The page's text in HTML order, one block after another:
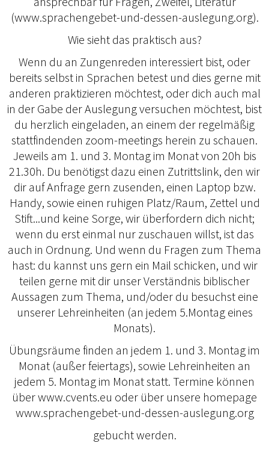
(www.sprachengebet-und-dessen-auslegung.org).
Wie sieht das praktisch aus?
Wenn du an Zungenreden interessiert bist, oder
bereits selbst in Sprachen betest und dies gerne mit
anderen praktizieren möchtest, oder dich auch mal
in der Gabe der Auslegung versuchen möchtest, bist
du herzlich eingeladen, an einem der regelmäßig
stattfindenden zoom-meetings herein zu schauen.
Jeweils am 1. und 3. Montag im Monat von 20h bis
21.30h. Du benötigst dazu einen Zutrittslink, den wir
dir auf Anfrage gern zusenden, einen Laptop bzw.
Handy, sowie einen ruhigen Platz/Raum, Zettel und
Stift...und keine Sorge, wir überfordern dich nicht;
wenn du erst einmal nur zuschauen willst, ist das
auch in Ordnung. Und wenn du Fragen zum Thema
hast: du kannst uns gern ein Mail schicken, und wir
teilen gerne mit dir unser Verständnis biblischer
Aussagen zum Thema, und/oder du besuchst eine
unserer Lehreinheiten (an jedem 5.Montag eines
Monats).
Übungsräume finden an jedem 1. und 3. Montag im
Monat (außer feiertags), sowie Lehreinheiten an
jedem 5. Montag im Monat statt. Termine können
über www.cvents.eu oder über unsere homepage
www.sprachengebet-und-dessen-auslegung.org
gebucht werden.